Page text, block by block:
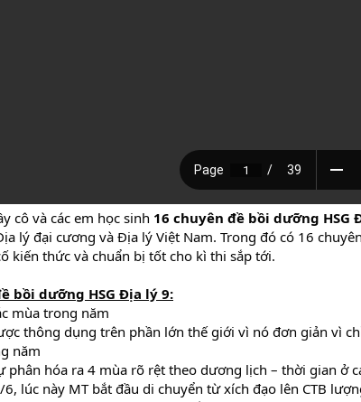
cô và các em học sinh 16 chuyên đề bồi dưỡng HSG
lý đại cương và Địa lý Việt Nam. Trong đó có 16
kiến thức và chuẩn bị tốt cho kì thi sắp tới.
bồi dưỡng HSG Địa lý 9:
mùa trong năm
thông dụng trên phần lớn thế giới vì nó đơn giản vì
năm
phân hóa ra 4 mùa rõ rệt theo dương lịch – thời gian ở
lúc này MT bắt đầu di chuyển từ xích đạo lên CTB